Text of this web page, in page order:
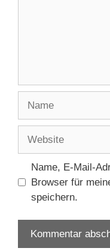
Name, E-Mail-
Browser für
speichern.